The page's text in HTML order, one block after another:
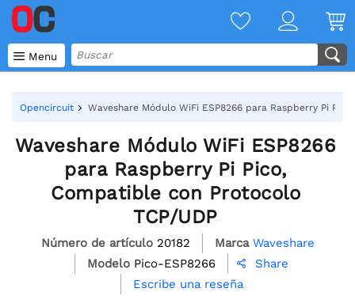
 Menu
Opencircuit Waveshare Módulo WiFi ESP8266 para Raspberry Pi
Waveshare Módulo WiFi ESP8266
para Raspberry Pi Pico,
Compatible con Protocolo
TCP/UDP
Número de artículo 20182 Marca Waveshare
Modelo Pico-ESP8266 
Share
Escribe una reseña